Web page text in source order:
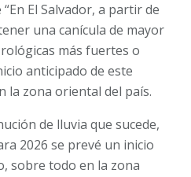
El Salvador, a partir de
una canícula de mayor
más fuertes o
anticipado de este
la zona oriental del país.
de lluvia que sucede,
2026 se prevé un inicio
sobre todo en la zona